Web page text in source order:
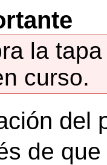
la tapa
curso.
del
de